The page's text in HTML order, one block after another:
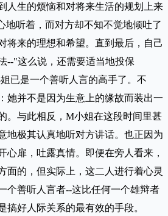
人生的烦恼和对将来生活的规划上来
地听着，而对方却不知不觉地倾吐了
将来的理想和希望。直到最后，自己
--"这么说，还需要适当地投保
已是一个善听人言的高手了。不
她并不是因为生意上的缘故而装出一
。与此相反，M小姐在这段时间里甚
地极其认真地听对方讲话。也正因为
心扉，吐露真情。即便在旁人看来，
面的，但实际上，这二人进行着心灵
个善听人言者--这比任何一个雄辩者
搞好人际关系的最有效的手段。